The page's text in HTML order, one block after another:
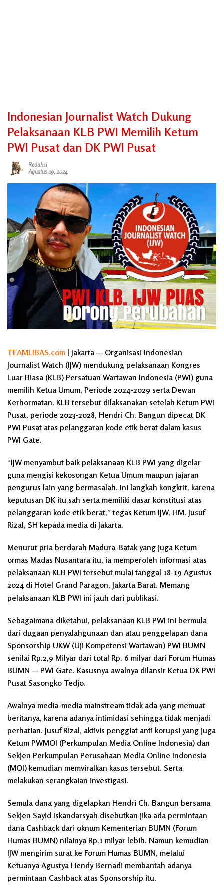
Indonesian Journalist Watch Dukung
Pelaksanaan KLB PWI Memilih Ketum
PWI Pusat dan DK PWI Pusat
Redaksi
Agustus 19, 2024
TEAMLIBAS.com | Jakarta — Organisasi Indonesian
Journalist Watch (IJW) mendukung pelaksanaan Kongres
Luar Biasa (KLB) Persatuan Wartawan Indonesia (PWI) guna
memilih Ketua Umum, Periode 2024-2029 serta Dewan
Kerhormatan. KLB tersebut dilaksanakan setelah Ketum PWI
Pusat, periode 2023-2028, Hendri Ch. Bangun dipecat DK
PWI Pusat atas pelanggaran kode etik berat dalam kasus
PWI Gate.
“IJW menyambut baik pelaksanaan KLB PWI yang digelar
guna mengisi kekosongan Ketua Umum maupun jajaran
pengurus lain yang bermasalah. Ini langkah kongkrit, karena
keputusan DK itu sah serta memiliki dasar konstitusi atas
pelanggaran kode etik berat,” tegas Ketum IJW, HM. Jusuf
Rizal, SH kepada media di Jakarta.
Menurut pria berdarah Madura-Batak yang juga Ketum
ormas Madas Nusantara itu, ia memperoleh informasi atas
pelaksanaan KLB PWI tersebut mulai tanggal 18-19 Agustus
2024 di Hotel Grand Paragon, Jakarta Barat. Memang
pelaksanaan KLB PWI ini jauh dari publikasi.
Sebagaimana diketahui, pelaksanaan KLB PWI ini bermula
dari dugaan penyalahgunaan dan atau penggelapan dana
Sponsorship UKW (Uji Kompetensi Wartawan) PWI BUMN
senilai Rp.2,9 Milyar dari total Rp. 6 milyar dari Forum Humas
BUMN — PWI Gate. Kasusnya awalnya dilansir Ketua DK PWI
Pusat Sasongko Tedjo.
Awalnya media-media mainstream tidak ada yang memuat
beritanya, karena adanya intimidasi sehingga tidak menjadi
perhatian. Jusuf Rizal, aktivis penggiat anti korupsi yang juga
Ketum PWMOI (Perkumpulan Media Online Indonesia) dan
Sekjen Perkumpulan Perusahaan Media Online Indonesia
(MOI) kemudian memviralkan kasus tersebut. Serta
melakukan serangkaian investigasi.
Semula dana yang digelapkan Hendri Ch. Bangun bersama
Sekjen Sayid Iskandarsyah disebutkan jika ada permintaan
dana Cashback dari oknum Kementerian BUMN (Forum
Humas BUMN) nilainya Rp.1 milyar lebih. Namun kemudian
IJW mengirim surat ke Forum Humas BUMN, melalui
Ketuanya Agustya Hendy Bernadi membantah adanya
permintaan Cashback atas Sponsorship itu.